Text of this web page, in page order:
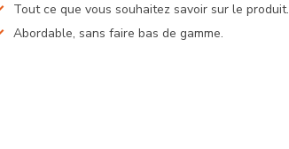
Tout ce que vous souhaitez savoir sur le produit.
Abordable, sans faire bas de gamme.